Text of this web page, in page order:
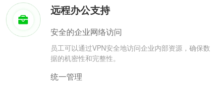
远程办公支持
安全的企业网络访问
员工可以通过VPN安全地访问企业内部资源，确保数
据的机密性和完整性。
统一管理